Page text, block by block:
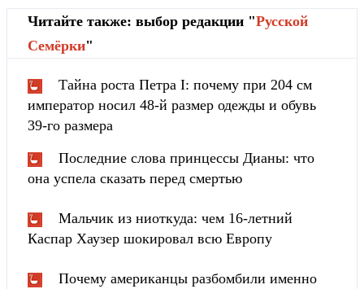
Читайте также: выбор редакции "Русской
Cемёрки"
Тайна роста Петра I: почему при 204 см
император носил 48-й размер одежды и обувь
39-го размера
Последние слова принцессы Дианы: что
она успела сказать перед смертью
Мальчик из ниоткуда: чем 16-летний
Каспар Хаузер шокировал всю Европу
Почему американцы разбомбили именно